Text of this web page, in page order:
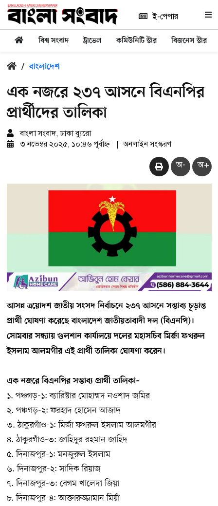
ই-পেপার
বিশ্ব সংবাদ ট্রাভেল কমিউনিটি স্টার বিজনেস স্টার
/ বাংলাদেশ
এক নজরে ২৩৭ আসনে বিএনপির
প্রার্থীদের তালিকা
বাংলা সংবাদ, ঢাকা ব্যুরো
৩ নভেম্বর ২০২৫, ১০:৪৬ পূর্বাহ্ন
অনলাইন সংস্করণ
অ- অ+
আসন্ন ত্রয়োদশ জাতীয় সংসদ নির্বাচনে ২৩৭ আসনে সম্ভাব্য চূড়ান্ত
প্রার্থী ঘোষণা করেছে বাংলাদেশ জাতীয়তাবাদী দল (বিএনপি)।
সোমবার সন্ধ্যায় গুলশান কার্যালয়ে দলের মহাসচিব মির্জা ফখরুল
ইসলাম আলমগীর এই প্রার্থী তালিকা ঘোষণা করেন।
এক নজরে বিএনপির সম্ভাব্য প্রার্থী তালিকা–
১. পঞ্চগড়-১: ব্যারিস্টার মোহাম্মদ নওশাদ জমির
২. পঞ্চগড়-২: ফরহাদ হোসেন আজাদ
৩. ঠাকুরগাঁও-১: মির্জা ফখরুল ইসলাম আলমগীর
৪. ঠাকুরগাঁও-৩: জাহিদুর রহমান জাহিদ
৫. দিনাজপুর-১: মনজুরুল ইসলাম
৬. দিনাজপুর-২: সাদিক রিয়াজ
৭. দিনাজপুর-৩: বেগম খালেদা জিয়া
৮. দিনাজপুর-৪: আক্তারুজ্জামান মিয়াঁ